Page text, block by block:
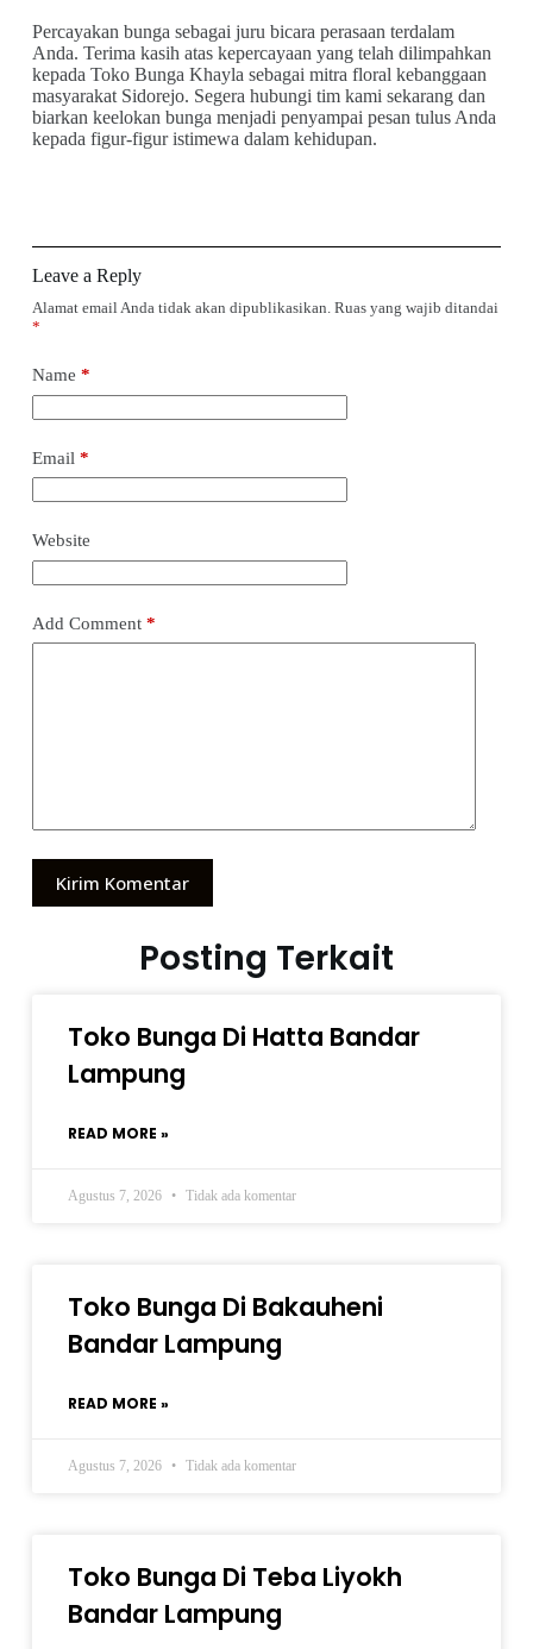
Percayakan bunga sebagai juru bicara perasaan terdalam
Anda. Terima kasih atas kepercayaan yang telah dilimpahkan
kepada Toko Bunga Khayla sebagai mitra floral kebanggaan
masyarakat Sidorejo. Segera hubungi tim kami sekarang dan
biarkan keelokan bunga menjadi penyampai pesan tulus Anda
kepada figur-figur istimewa dalam kehidupan.
Leave a Reply
Alamat email Anda tidak akan dipublikasikan. Ruas yang wajib ditandai
*
Name *
Email *
Website
Add Comment*
Kirim Komentar
Posting Terkait
Toko Bunga Di Hatta Bandar
Lampung
READ MORE »
Agustus 7, 2026 Tidak ada komentar
Toko Bunga Di Bakauheni
Bandar Lampung
READ MORE »
Agustus 7, 2026 Tidak ada komentar
Toko Bunga Di Teba Liyokh
Bandar Lampung